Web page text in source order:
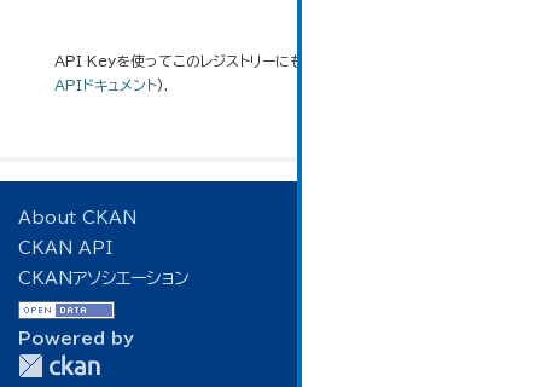
API Keyを使ってこのレジストリーにもアクセス可能です
APIドキュメント).
About CKAN
CKAN API
CKANアソシエーション
Powered by